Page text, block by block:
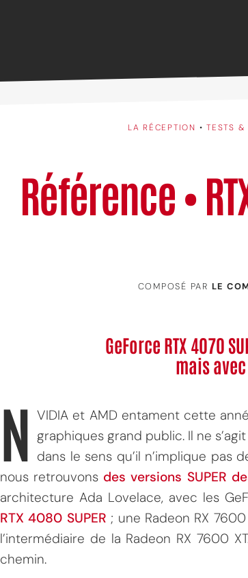
LA RÉCEPTION •TESTS &
Référence •
COMPOSÉ PAR LE
GeForce RTX 4070
mais
N VIDIA et AMD entament cette
graphiques grand public. Il ne
dans le sens qu’il n’implique pas
nous retrouvons des versions SUPER
architecture Ada Lovelace, avec les
RTX 4080 SUPER ; une Radeon RX
l’intermédiaire de la Radeon RX 7600
chemin.